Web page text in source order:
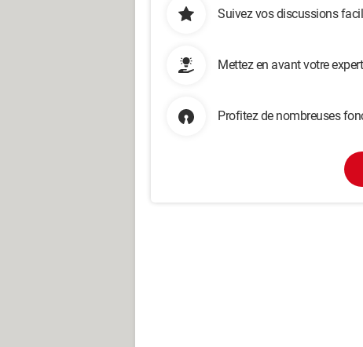
Suivez vos discussions
Mettez en avant votre
Profitez de nombreuses